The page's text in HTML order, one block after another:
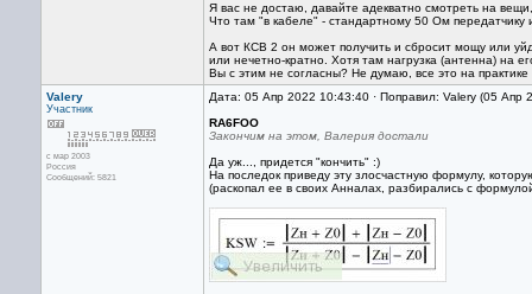
Я вас не достаю, давайте адекватно смотреть на вещи,
Что там "в кабеле" - стандартному 50 Ом передатчику
А вот КСВ 2 он может получить и сбросит мощу или
или нечетно-кратно. Хотя там нагрузка (антенна) на
Вы с этим не согласны? Не думаю, все это на
Valery
Участник
с мар 2003
Россия
Сообщений: 5821
Дата: 05 Апр 2022 10:43:40 · Поправил: Valery (05 Апр
RA6FOO
Закончим на этом, Валерия достали
Да уж..., придется "кончить" :)
На последок приведу эту злосчастную формулу,
(раскопал ее в своих Анналах, разбирались с